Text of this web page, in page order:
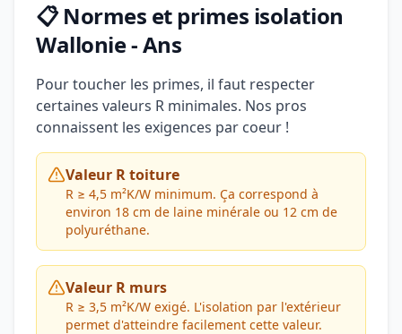
📋 Normes et primes isolation
Wallonie - Ans
Pour toucher les primes, il faut respecter
certaines valeurs R minimales. Nos pros
connaissent les exigences par coeur !
Valeur R toiture
R ≥ 4,5 m²K/W minimum. Ça correspond à
environ 18 cm de laine minérale ou 12 cm de
polyuréthane.
Valeur R murs
R ≥ 3,5 m²K/W exigé. L'isolation par l'extérieur
permet d'atteindre facilement cette valeur.